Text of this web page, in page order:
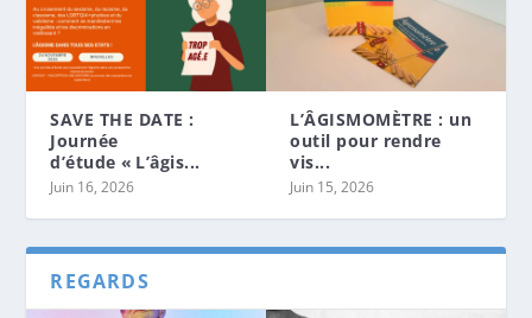
SAVE THE DATE :
Journée
d’étude « L’âgis...
Juin 16, 2026
L’ÂGISMOMÈTRE : un
outil pour rendre
vis...
Juin 15, 2026
REGARDS